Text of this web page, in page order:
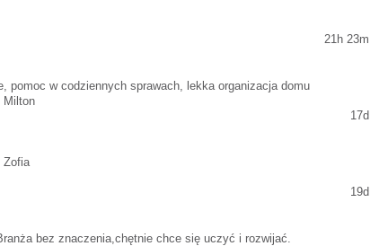
21h 23m
pomoc w codziennych sprawach, lekka organizacja domu
Milton
17d
Zofia
19d
bez znaczenia,chętnie chce się uczyć i rozwijać.